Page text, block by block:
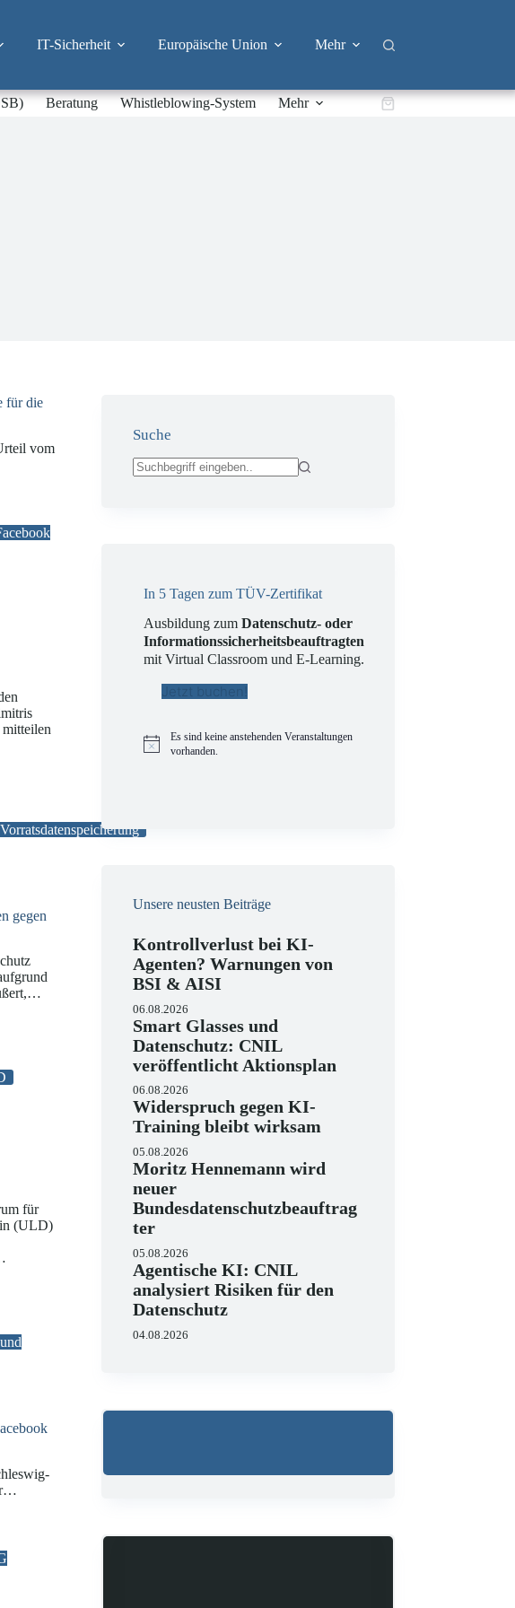
IT-Sicherheit Europäische Union Mehr
Beratung Whistleblowing-System Mehr Warenkorb
für die
vom
Vorratsdatenspeicherung
gegen
für
(ULD)
Suche
In 5 Tagen zum TÜV-Zertifikat
Ausbildung zumDatenschutz- oder
Informationssicherheitsbeauftragten
mit Virtual Classroom und E-Learning.
Jetzt buchen!
H
s
Es sind keine anstehenden Veranstaltungen
vorhanden.
Unsere neusten Beiträge
Kontrollverlust bei KI-
Agenten? Warnungen von
BSI & AISI
06.08.2026
Smart Glasses und
Datenschutz: CNIL
veröffentlicht Aktionsplan
06.08.2026
Widerspruch gegen KI-
Training bleibt wirksam
05.08.2026
Moritz Hennemann wird
neuer
Bundesdatenschutzbeauftrag
ter
05.08.2026
Agentische KI: CNIL
analysiert Risiken für den
Datenschutz
04.08.2026